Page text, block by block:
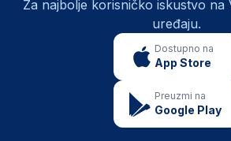
Za najbolje korisničko iskustvo na
uređaju.
Dostupno na
App Store
Preuzmi na
Google Play